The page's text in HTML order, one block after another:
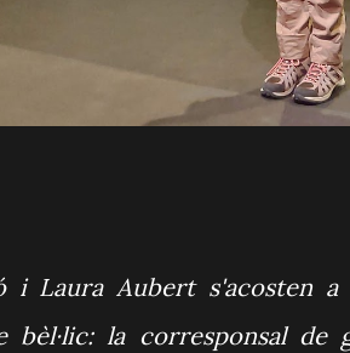
i Laura Aubert s'acosten
bèl·lic: la corresponsal de